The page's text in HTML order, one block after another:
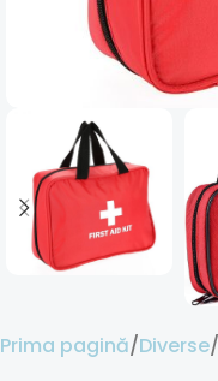
Prima pagină Diverse